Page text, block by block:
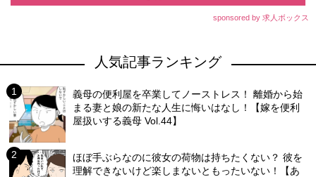
sponsored by 求人ボックス
人気記事ランキング
義母の便利屋を卒業してノーストレス！ 離婚から始
まる妻と娘の新たな人生に悔いはなし！【嫁を便利
屋扱いする義母 Vol.44】
ほぼ手ぶらなのに彼女の荷物は持ちたくない？ 彼を
理解できないけど楽しまないともったいない！【あ